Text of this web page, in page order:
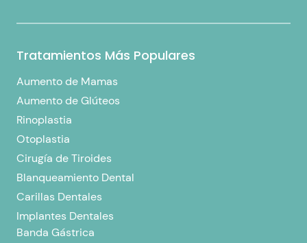
Tratamientos Más Populares
Aumento de Mamas
Aumento de Glúteos
Rinoplastia
Otoplastia
Cirugía de Tiroides
Blanqueamiento Dental
Carillas Dentales
Implantes Dentales
Banda Gástrica